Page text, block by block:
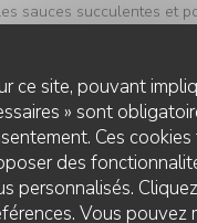
ce site, pouvant
» sont
Ces
des
personnalisés.
Vous
sauces succulentes et
5/5 Cuisine:5/5 Qualité / Prix